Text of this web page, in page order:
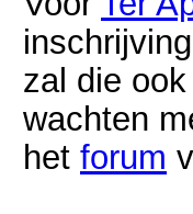
zal die
wachten
het forum